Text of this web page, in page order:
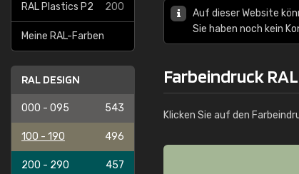
RAL Plastics P2 200
Meine RAL-Farben
RAL DESIGN
000 - 095 543
100 - 190 496
200 - 290 457
Auf dieser Website
Sie haben noch kein
Farbeindruck
Klicken Sie auf den